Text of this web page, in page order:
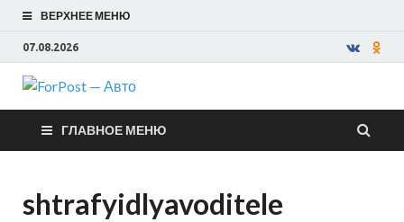
ВЕРХНЕЕ МЕНЮ
07.08.2026
ForPost —
Авто
ГЛАВНОЕ МЕНЮ
shtrafyidlyavoditele